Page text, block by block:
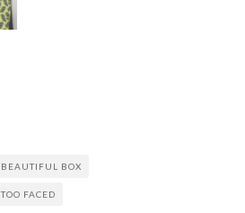
BEAUTIFUL BOX
TOO FACED